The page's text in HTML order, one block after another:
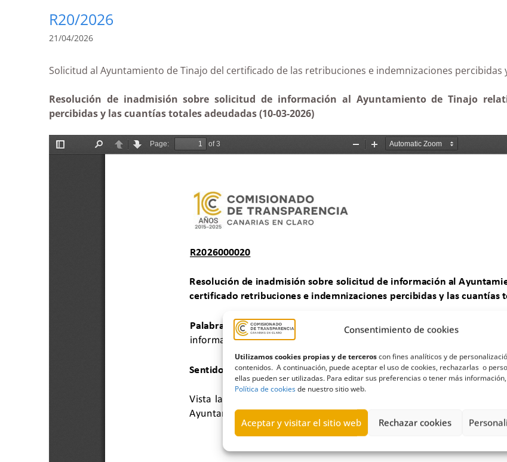
Consentimiento de cookies
Utilizamos cookies propias y de terceroscon fines analíticos y de
contenidos. A continuación, puede aceptar el uso de cookies, rechazarlas o
ellas pueden ser utilizadas. Para editar sus preferencias o tener más
Política de cookiesde nuestro sitio web.
Aceptar y visitar el sitio web Rechazar cookies
R20/2026
21/04/2026
Solicitud al Ayuntamiento de Tinajo del certificado de las retribuciones e indemnizaciones
Resolución de inadmisión sobre solicitud de información al Ayuntamiento de Tinajo
percibidas y las cuantías totales adeudadas (10-03-2026)